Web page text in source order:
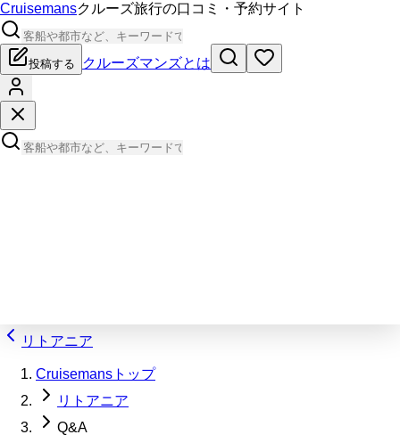
Cruisemansクルーズ旅行の口コミ・予約サイト
投稿する クルーズマンズとは
リトアニア
Cruisemansトップ
リトアニア
Q&A